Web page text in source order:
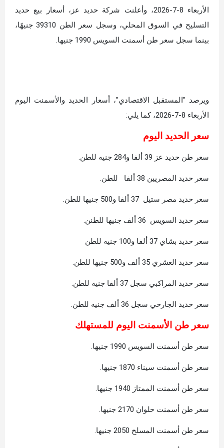
الأربعاء 8-7-2026، وأعلنت شركة حديد عز، أسعار بيع حديد
التسليح في السوق المحلي، وسجل سعر الطن 39310 جنيهًا،
بينما سجل سعر طن أسمنت السويس 1990 جنيها.
ويرصد "المستقبل الاقتصادي"، أسعار الحديد والأسمنت اليوم
الأربعاء 8-7-2026، كما يلي:
سعر الحديد اليوم
سعر طن حديد عز 39 ألفا و284 جنيه للطن.
سعر حديد المصريين 38 ألفا للطن.
سعر حديد مصر ستيل 37 ألفا و500 جنيها للطن.
سعر حديد السويس 36 ألف جنيها للطنن.
سعر حديد بشاي 37 ألفا و100 جنيه للطن
سعر حديد العشري 35 ألف و500 جنيها للطن.
سعر حديد المراكبي سجل 37 ألفا جنيه للطن.
سعر حديد الجارحي سجل 36 ألف جنيه للطن.
سعر طن الأسمنت اليوم للمستهلك
سعر طن أسمنت السويس 1990 جنيها.
سعر طن أسمنت سيناء 1870 جنيها.
سعر طن أسمنت الممتاز 1940 جنيها.
سعر طن أسمنت حلوان 2170 جنيها.
سعر طن أسمنت المسلح 2050 جنيها.